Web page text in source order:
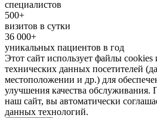
специалистов
500+
визитов в сутки
36 000+
уникальных пациентов в год
Этот сайт использует файлы cookies
технических данных посетителей
местоположении и др.) для
улучшения качества обслуживания.
наш сайт, вы автоматически
данных технологий.